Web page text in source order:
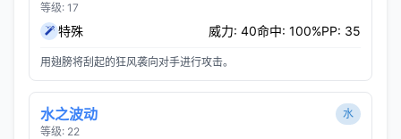
等级: 17
特殊 威力: 40命中: 100%PP: 35
用翅膀将刮起的狂风袭向对手进行攻击。
水之波动
等级: 22
水